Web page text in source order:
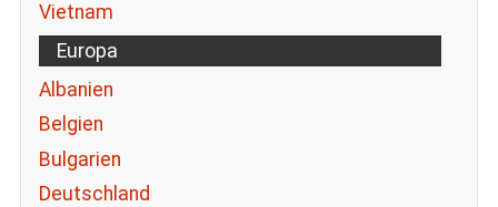
Vietnam
Europa
Albanien
Belgien
Bulgarien
Deutschland